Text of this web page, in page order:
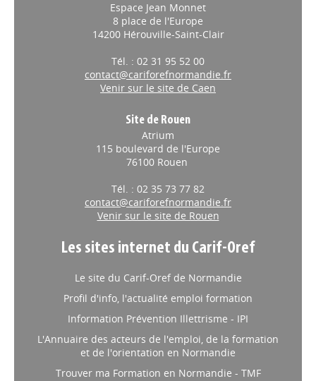
Espace Jean Monnet
8 place de l'Europe
14200 Hérouville-Saint-Clair
Tél. : 02 31 95 52 00
contact@cariforefnormandie.fr
Venir sur le site de Caen
Site de Rouen
Atrium
115 boulevard de l'Europe
76100 Rouen
Tél. : 02 35 73 77 82
contact@cariforefnormandie.fr
Venir sur le site de Rouen
Les sites internet du Carif-Oref
Le site du Carif-Oref de Normandie
Profil d'info, l'actualité emploi formation
Information Prévention Illettrisme - IPI
L'Annuaire des acteurs de l'emploi, de la formation
et de l'orientation en Normandie
Trouver ma Formation en Normandie - TMF